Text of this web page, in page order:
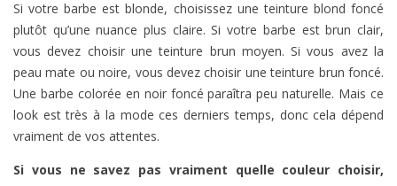
Si votre barbe est blonde, choisissez une teinture blond foncé
plutôt qu’une nuance plus claire. Si votre barbe est brun clair,
vous devez choisir une teinture brun moyen. Si vous avez la
peau mate ou noire, vous devez choisir une teinture brun foncé.
Une barbe colorée en noir foncé paraîtra peu naturelle. Mais ce
look est très à la mode ces derniers temps, donc cela dépend
vraiment de vos attentes.
Si vous ne savez pas vraiment quelle couleur choisir,